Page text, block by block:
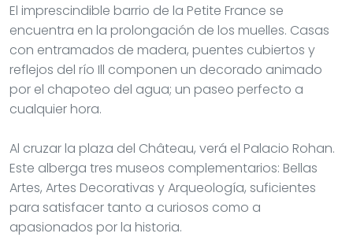
El imprescindible barrio de la Petite France se
encuentra en la prolongación de los muelles. Casas
con entramados de madera, puentes cubiertos y
reflejos del río Ill componen un decorado animado
por el chapoteo del agua; un paseo perfecto a
cualquier hora.
Al cruzar la plaza del Château, verá el Palacio Rohan.
Este alberga tres museos complementarios: Bellas
Artes, Artes Decorativas y Arqueología, suficientes
para satisfacer tanto a curiosos como a
apasionados por la historia.